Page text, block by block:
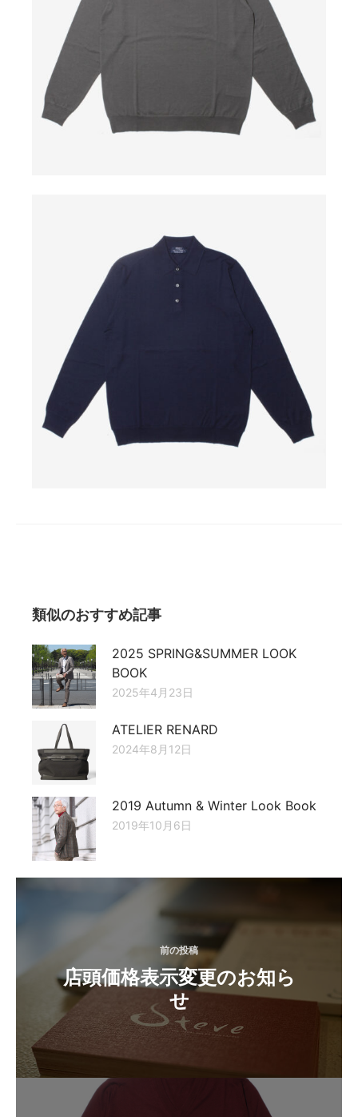
類似のおすすめ記事
2025 SPRING&SUMMER LOOK
BOOK
2025年4月23日
ATELIER RENARD
2024年8月12日
2019 Autumn & Winter Look Book
2019年10月6日
投
ナ
ビ
シ
ョ
前の投稿
店頭価格表示変更のお知ら
せ